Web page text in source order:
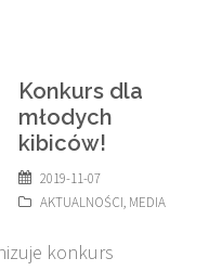
Konkurs dla
młodych
kibiców!
2019-11-07
AKTUALNOŚCI, MEDIA
konkurs